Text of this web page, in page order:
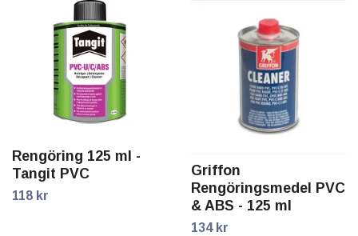
Rengöring 125 ml -
Tangit PVC
118 kr
Griffon
Rengöringsmedel PVC
& ABS - 125 ml
134 kr